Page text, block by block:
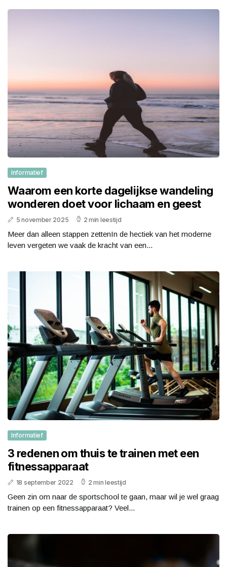
Informatief
Waarom een korte dagelijkse wandeling
wonderen doet voor lichaam en geest
5 november 2025 2 min leestijd
Meer dan alleen stappen zettenIn de hectiek van het moderne
leven vergeten we vaak de kracht van een...
Informatief
3 redenen om thuis te trainen met een
fitnessapparaat
18 september 2022 2 min leestijd
Geen zin om naar de sportschool te gaan, maar wil je wel graag
trainen op een fitnessapparaat? Veel...